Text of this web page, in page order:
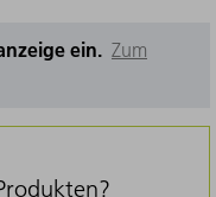
ein. Zum